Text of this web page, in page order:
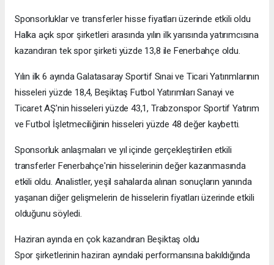
Sponsorluklar ve transferler hisse fiyatları üzerinde etkili oldu
Halka açık spor şirketleri arasında yılın ilk yarısında yatırımcısına
kazandıran tek spor şirketi yüzde 13,8 ile Fenerbahçe oldu.
Yılın ilk 6 ayında Galatasaray Sportif Sınai ve Ticari Yatırımlarının
hisseleri yüzde 18,4, Beşiktaş Futbol Yatırımları Sanayi ve
Ticaret AŞ'nin hisseleri yüzde 43,1, Trabzonspor Sportif Yatırım
ve Futbol İşletmeciliğinin hisseleri yüzde 48 değer kaybetti.
Sponsorluk anlaşmaları ve yıl içinde gerçekleştirilen etkili
transferler Fenerbahçe'nin hisselerinin değer kazanmasında
etkili oldu. Analistler, yeşil sahalarda alınan sonuçların yanında
yaşanan diğer gelişmelerin de hisselerin fiyatları üzerinde etkili
olduğunu söyledi.
Haziran ayında en çok kazandıran Beşiktaş oldu
Spor şirketlerinin haziran ayındaki performansına bakıldığında